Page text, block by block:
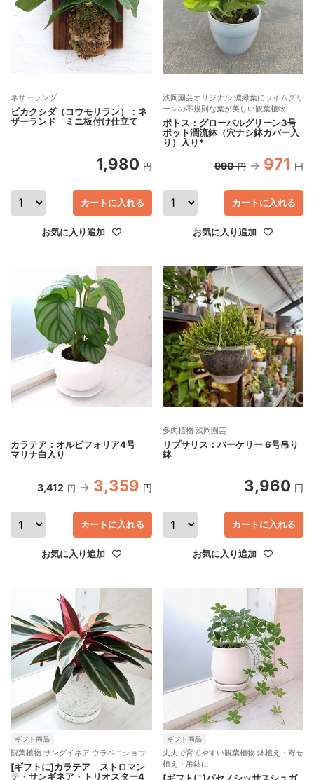
ネザーランヅ
ビカクシダ（コウモリラン）：ネ
ザーランド ミニ板付け仕立て
1,980 円
お気に入り追加
カートに入れる
浅岡園芸オリジナル 濃緑葉にライムグリ
ーンの不規則な葉が美しい観葉植物
ポトス：グローバルグリーン3号
ポット潤流鉢（穴ナシ鉢カバー入
り）入り*
990 円 971 円
お気に入り追加
カートに入れる
カラテア：オルビフォリア4号
マリナ白入り
3,412 円 3,359 円
お気に入り追加
カートに入れる
多肉植物 浅岡園芸
リプサリス：バーケリー 6号吊り
鉢
3,960 円
お気に入り追加
カートに入れる
ギフト商品
観葉植物 サングイネア ウラベニショウ
[ギフトに]カラテア ストロマン
テ・サンギネア・トリオスター4
ギフト商品
丈夫で育てやすい観葉植物 鉢植え・寄せ
植え・吊鉢に
[ギフトに]パセノシッサスシュガ